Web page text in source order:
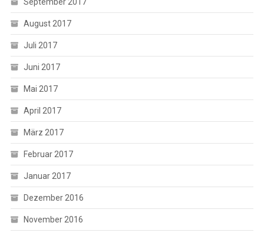
August 2017
Juli 2017
Juni 2017
Mai 2017
April 2017
März 2017
Februar 2017
Januar 2017
Dezember 2016
November 2016